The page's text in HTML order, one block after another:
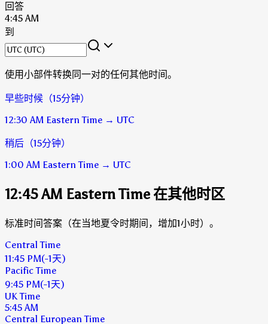
回答
4:45 AM
到
使用小部件转换同一对的任何其他时间。
早些时候（15分钟）
12:30 AM Eastern Time → UTC
稍后（15分钟）
1:00 AM Eastern Time → UTC
12:45 AM Eastern Time 在其他时区
标准时间答案（在当地夏令时期间，增加1小时）。
Central Time
11:45 PM(-1天)
Pacific Time
9:45 PM(-1天)
UK Time
5:45 AM
Central European Time